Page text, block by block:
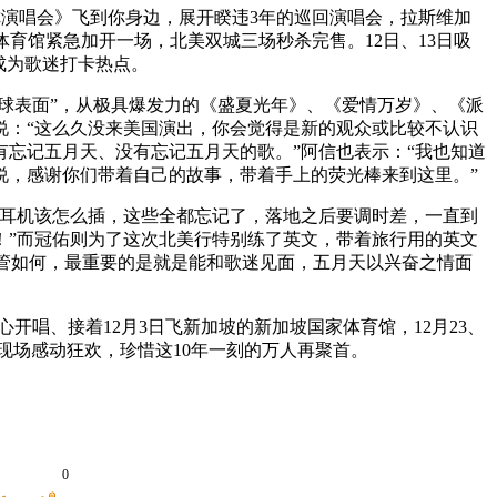
唱会》飞到你身边，展开睽违3年的巡回演唱会，拉斯维加
馆紧急加开一场，北美双城三场秒杀完售。12日、13日吸
歌迷打卡热点。
面”，从极具爆发力的《盛夏光年》、《爱情万岁》、《派
“这么久没来美国演出，你会觉得是新的观众或比较不认识
记五月天、没有忘记五月天的歌。”阿信也表示：“我也知道
感谢你们带着自己的故事，带着手上的荧光棒来到这里。”
该怎么插，这些全都忘记了，落地之后要调时差，一直到
而冠佑则为了这次北美行特别练了英文，带着旅行用的英文
如何，最重要的是就是能和歌迷见面，五月天以兴奋之情面
唱、接着12月3日飞新加坡的新加坡国家体育馆，12月23、
感动狂欢，珍惜这10年一刻的万人再聚首。
0